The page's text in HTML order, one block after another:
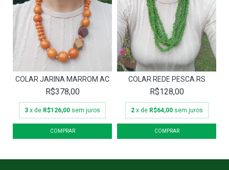
COLAR JARINA MARROM AC
R$378,00
3 x de R$126,00 sem juros
COLAR REDE PESCA RS
R$128,00
2 x de R$64,00 sem juros